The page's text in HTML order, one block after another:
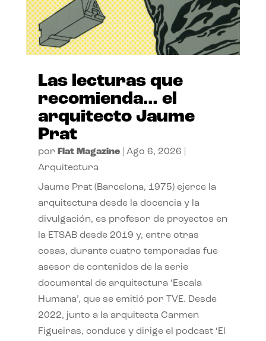
Las lecturas que
recomienda… el
arquitecto Jaume
Prat
por Flat Magazine| Ago 6, 2026
Arquitectura
Jaume Prat (Barcelona, 1975) ejerce la
arquitectura desde la docencia y la
divulgación, es profesor de proyectos en
la ETSAB desde 2019 y, entre otras
cosas, durante cuatro temporadas fue
asesor de contenidos de la serie
documental de arquitectura ‘Escala
Humana’, que se emitió por TVE. Desde
2022, junto a la arquitecta Carmen
Figueiras, conduce y dirige el podcast ‘El